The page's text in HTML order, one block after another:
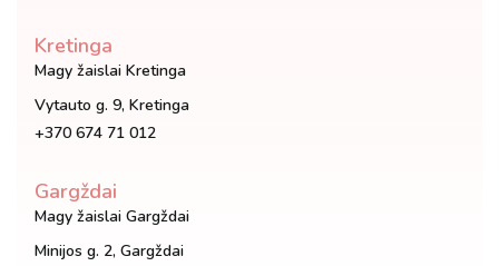
Kretinga
Magy žaislai Kretinga
Vytauto g. 9, Kretinga
+370 674 71 012
Gargždai
Magy žaislai Gargždai
Minijos g. 2, Gargždai